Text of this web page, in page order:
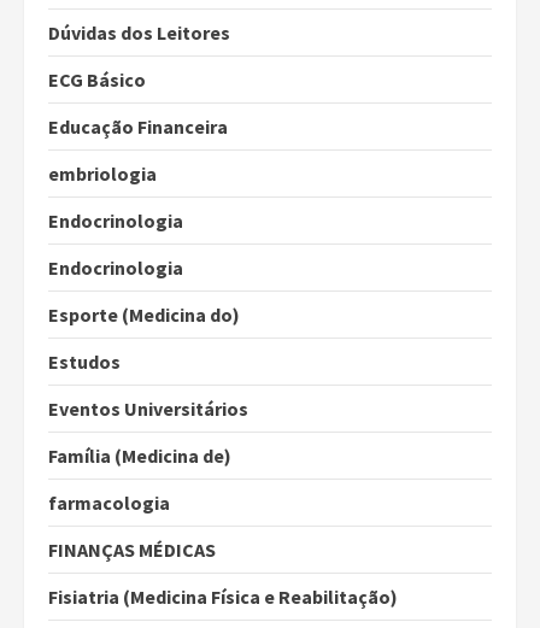
Dúvidas dos Leitores
ECG Básico
Educação Financeira
embriologia
Endocrinologia
Endocrinologia
Esporte (Medicina do)
Estudos
Eventos Universitários
Família (Medicina de)
farmacologia
FINANÇAS MÉDICAS
Fisiatria (Medicina Física e Reabilitação)